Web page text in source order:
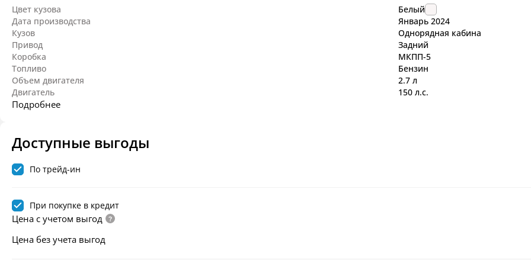
Цвет кузова
Белый
Дата производства
Январь 2024
Кузов
Однорядная кабина
Привод
Задний
Коробка
МКПП-5
Топливо
Бензин
Объем двигателя
2.7 л
Двигатель
150 л.с.
Подробнее
Доступные выгоды
По трейд-ин
При покупке в кредит
Цена с учетом выгод
Цена без учета выгод